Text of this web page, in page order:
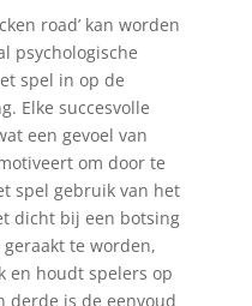
road’ kan worden
psychologische
spel in op de
Elke succesvolle
een gevoel van
om door te
spel gebruik van het
dicht bij een botsing
te worden,
en houdt spelers op
derde is de eenvoud